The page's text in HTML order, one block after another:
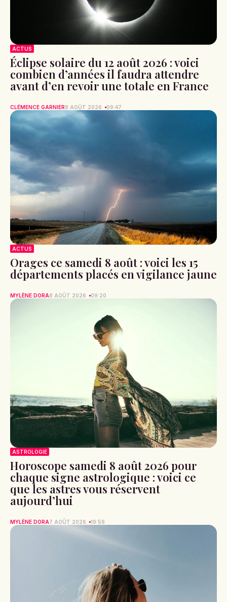
ACTUS
Éclipse solaire du 12 août 2026 : voici
combien d’années il faudra attendre
avant d’en revoir une totale en France
CLÉMENCE GARNIER8 AOÛT 2026 09:47
ACTUS
Orages ce samedi 8 août : voici les 15
départements placés en vigilance jaune
MYLÈNE DORA8 AOÛT 2026 09:20
ASTROLOGIE
Horoscope samedi 8 août 2026 pour
chaque signe astrologique : voici ce
que les astres vous réservent
aujourd’hui
MYLÈNE DORA7 AOÛT 2026 19:59